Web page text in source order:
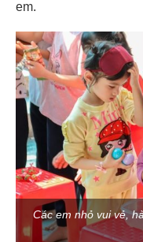
em.
Các em nhỏ vui vẻ,